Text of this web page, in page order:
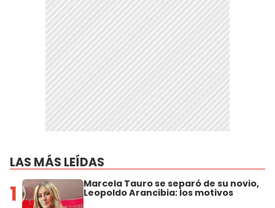
LAS MÁS LEÍDAS
1 Marcela Tauro se separó de su novio,
Leopoldo Arancibia: los motivos